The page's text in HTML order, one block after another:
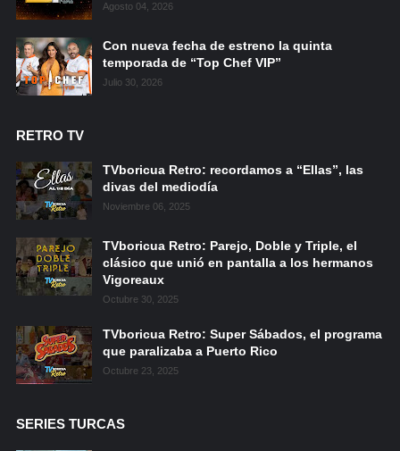
Agosto 04, 2026
Con nueva fecha de estreno la quinta
temporada de “Top Chef VIP”
Julio 30, 2026
RETRO TV
TVboricua Retro: recordamos a “Ellas”, las
divas del mediodía
Noviembre 06, 2025
TVboricua Retro: Parejo, Doble y Triple, el
clásico que unió en pantalla a los hermanos
Vigoreaux
Octubre 30, 2025
TVboricua Retro: Super Sábados, el programa
que paralizaba a Puerto Rico
Octubre 23, 2025
SERIES TURCAS